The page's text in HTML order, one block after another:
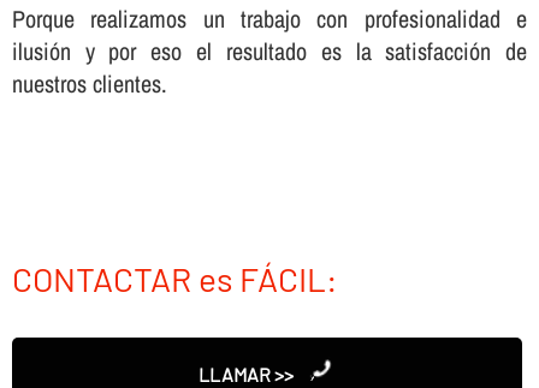
Porque realizamos un trabajo con profesionalidad e
ilusión y por eso el resultado es la satisfacción de
nuestros clientes.
CONTACTAR es FÁCIL:
LLAMAR >>